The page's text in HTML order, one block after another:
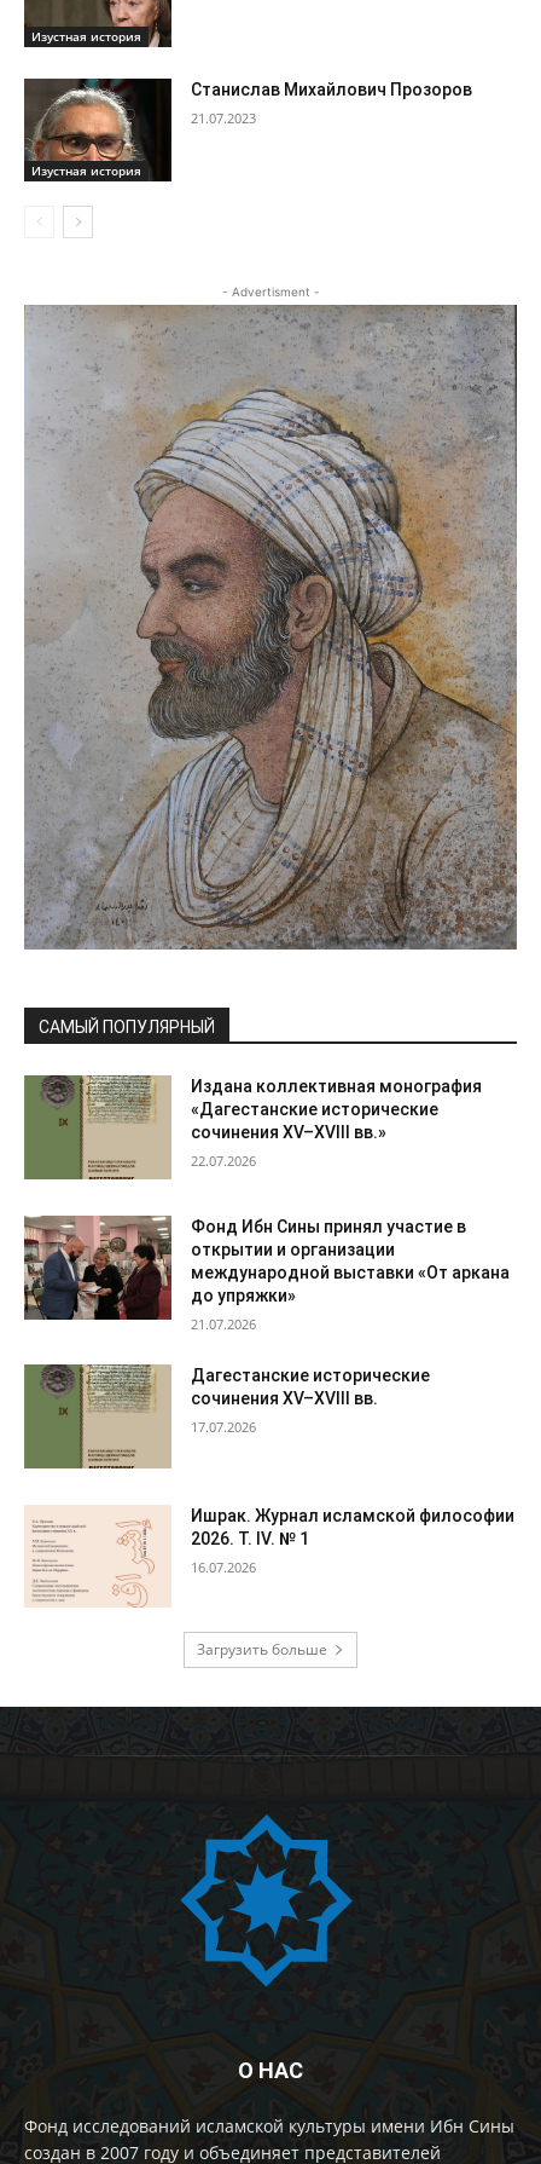
Изустная история
Изустная история
Станислав Михайлович Прозоров
21.07.2023
- Advertisment -
САМЫЙ ПОПУЛЯРНЫЙ
Издана коллективная монография
«Дагестанские исторические
сочинения XV–XVIII вв.»
22.07.2026
Фонд Ибн Сины принял участие в
открытии и организации
международной выставки «От аркана
до упряжки»
21.07.2026
Дагестанские исторические
сочинения XV–XVIII вв.
17.07.2026
Ишрак. Журнал исламской философии
2026. Т. IV. № 1
16.07.2026
Загрузить больше
О НАС
Фонд исследований исламской культуры имени Ибн Сины
создан в 2007 году и объединяет представителей